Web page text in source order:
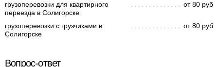
грузоперевозки для квартирного
переезда в Солигорске
от 80 руб
грузоперевозки с грузчиками в
Солигорске
от 80 руб
Вопрос-ответ